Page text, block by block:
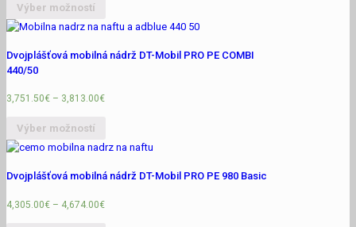
Výber možností
Dvojplášťová mobilná nádrž DT-Mobil PRO PE COMBI
440/50
3,751.50€ – 3,813.00€
Výber možností
Dvojplášťová mobilná nádrž DT-Mobil PRO PE 980 Basic
4,305.00€ – 4,674.00€